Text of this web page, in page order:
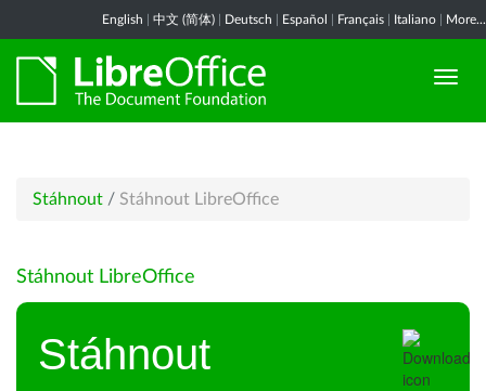
English 中文 (简体) Deutsch Español Français Italiano More...
Stáhnout / Stáhnout LibreOffice
Stáhnout LibreOffice
Stáhnout